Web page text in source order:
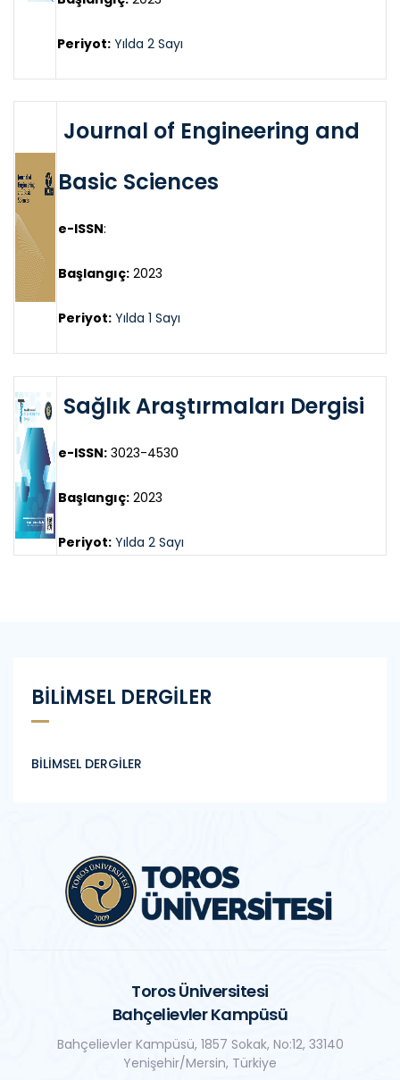
Periyot: Yılda 2 Sayı
Journal of Engineering and
Basic Sciences
e-ISSN:
Başlangıç: 2023
Periyot: Yılda 1 Sayı
Sağlık Araştırmaları Dergisi
e-ISSN: 3023-4530
Başlangıç: 2023
Periyot: Yılda 2 Sayı
BİLİMSEL DERGİLER
BİLİMSEL DERGİLER
Toros Üniversitesi
Bahçelievler Kampüsü
Bahçelievler Kampüsü, 1857 Sokak, No:12, 33140
Yenişehir/Mersin, Türkiye